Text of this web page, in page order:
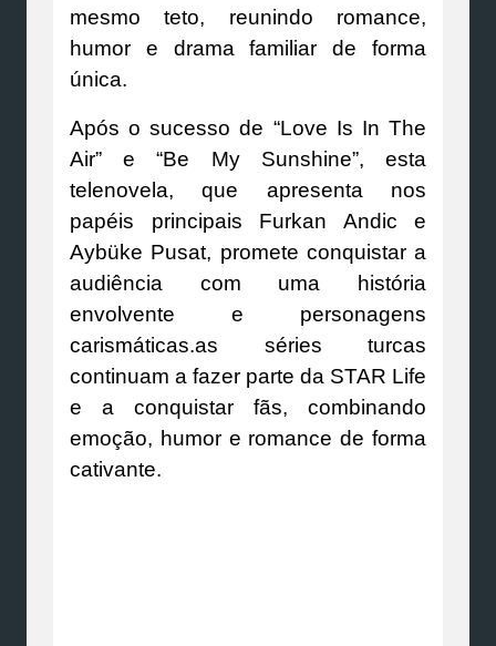
mesmo teto, reunindo romance,
humor e drama familiar de forma
única.
Após o sucesso de “Love Is In The
Air” e “Be My Sunshine”, esta
telenovela, que apresenta nos
papéis principais Furkan Andic e
Aybüke Pusat, promete conquistar a
audiência com uma história
envolvente e personagens
carismáticas.as séries turcas
continuam a fazer parte da STAR Life
e a conquistar fãs, combinando
emoção, humor e romance de forma
cativante.